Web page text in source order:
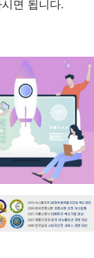
면 됩니다.